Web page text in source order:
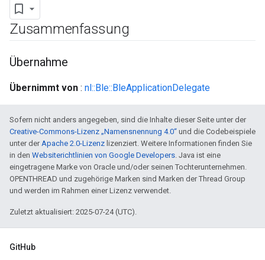
Zusammenfassung
Übernahme
Übernimmt von : nl::Ble::BleApplicationDelegate
Sofern nicht anders angegeben, sind die Inhalte dieser Seite unter der
Creative-Commons-Lizenz „Namensnennung 4.0“ und die Codebeispiele
unter derApache 2.0-Lizenz lizenziert. Weitere Informationen finden Sie
in den Websiterichtlinien von Google Developers. Java ist eine
eingetragene Marke von Oracle und/oder seinen Tochterunternehmen.
OPENTHREAD und zugehörige Marken sind Marken der Thread Group
und werden im Rahmen einer Lizenz verwendet.
Zuletzt aktualisiert: 2025-07-24 (UTC).
GitHub